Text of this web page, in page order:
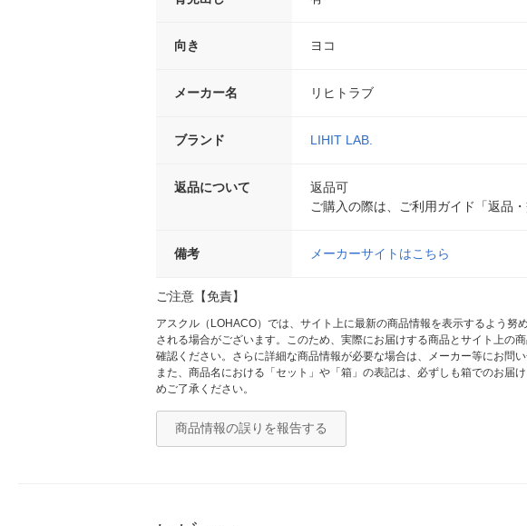
向き ヨコ
メーカー名 リヒトラブ
ブランド LIHIT LAB.
返品について
返品可
ご購入の際は、ご利用ガイド「返品
備考 メーカーサイトはこちら
ご注意【免責】
アスクル（LOHACO）では、サイト上に最新の商品情報を表示するよう
される場合がございます。このため、実際にお届けする商品とサイト上の
確認ください。さらに詳細な商品情報が必要な場合は、メーカー等にお問い
また、商品名における「セット」や「箱」の表記は、必ずしも箱でのお届
めご了承ください。
商品情報の誤りを報告する